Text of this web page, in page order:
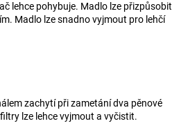
lehce pohybuje. Madlo lze přizpůsobit
Madlo lze snadno vyjmout pro lehčí
zachytí při zametání dva pěnové
lze lehce vyjmout a vyčistit.